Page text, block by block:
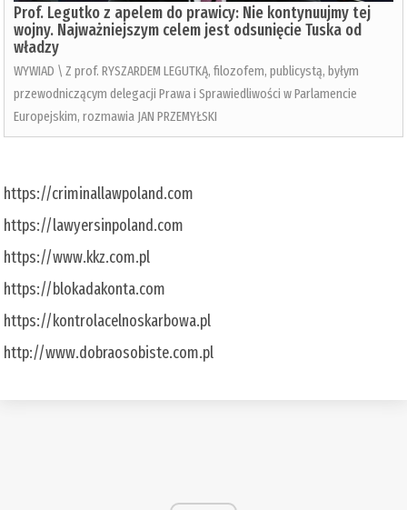
Prof. Legutko z apelem do prawicy: Nie kontynuujmy tej
wojny. Najważniejszym celem jest odsunięcie Tuska od
władzy
WYWIAD \ Z prof. RYSZARDEM LEGUTKĄ, filozofem, publicystą, byłym
przewodniczącym delegacji Prawa i Sprawiedliwości w Parlamencie
Europejskim, rozmawia JAN PRZEMYŁSKI
https://criminallawpoland.com
https://lawyersinpoland.com
https://www.kkz.com.pl
https://blokadakonta.com
https://kontrolacelnoskarbowa.pl
http://www.dobraosobiste.com.pl